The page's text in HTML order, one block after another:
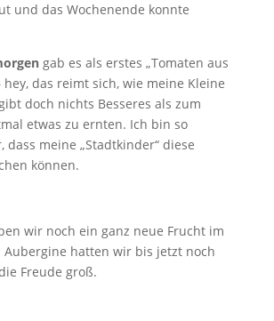
und das Wochenende konnte
gab es als erstes „Tomaten aus
hey, das reimt sich, wie meine Kleine
doch nichts Besseres als zum
etwas zu ernten. Ich bin so
dass meine „Stadtkinder“ diese
können.
wir noch ein ganz neue Frucht im
Aubergine hatten wir bis jetzt noch
Freude groß.